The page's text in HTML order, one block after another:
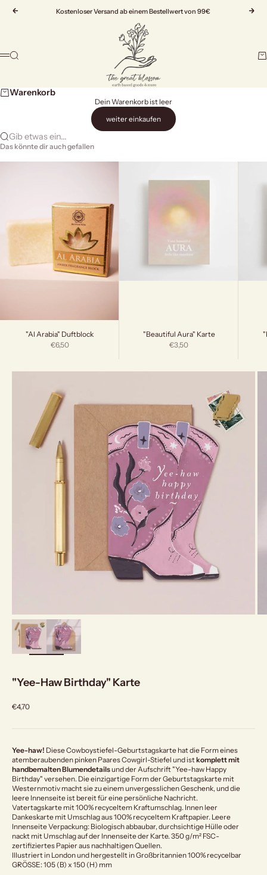
Zurück
Kostenloser Versand ab einem Bestellwert von 99€
Vor
The Great Blossom
Menü
Suche
Warenkorb
Dein Warenkorb ist leer
weiter einkaufen
Gib etwas ein...
Das könnte dir auch gefallen
"Al Arabia" Duftblock
Angebot
€6,50
"Beautiful Aura" Karte
Angebot
€3,50
bild
vergrößern
"Yee-Haw Birthday" Karte
Angebot
€4,70
Yee-haw! Diese Cowboystiefel-Geburtstagskarte hat die Form eines
atemberaubenden pinken Paares Cowgirl-Stiefel und istkomplett mit
handbemalten Blumendetailsund der Aufschrift "Yee-haw Happy
Birthday" versehen. Die einzigartige Form der Geburtstagskarte mit
Westernmotiv macht sie zu einem unvergesslichen Geschenk, und die
leere Innenseite ist bereit für eine persönliche Nachricht.
Vatertagskarte mit 100% recyceltem Kraftumschlag. Innen leer
Dankeskarte mit Umschlag aus 100% recyceltem Kraftpapier. Leere
Innenseite Verpackung: Biologisch abbaubar, durchsichtige Hülle oder
nackt mit Umschlag auf der Innenseite der Karte. 350 g/m² FSC-
zertifiziertes Papier aus nachhaltigen Quellen.
Illustriert in London und hergestellt in Großbritannien 100% recycelbar
GRÖSSE: 105 (B) x 150 (H) mm